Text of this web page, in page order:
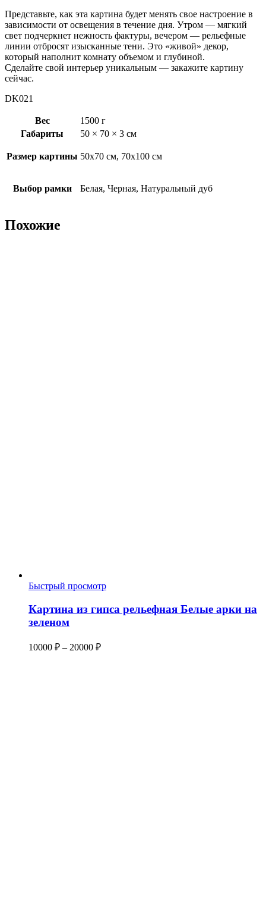
Представьте, как эта картина будет менять свое настроение в
зависимости от освещения в течение дня. Утром — мягкий
свет подчеркнет нежность фактуры, вечером — рельефные
линии отбросят изысканные тени. Это «живой» декор,
который наполнит комнату объемом и глубиной.
Сделайте свой интерьер уникальным — закажите картину
сейчас.
DK021
Вес
1500 г
Габариты
50 × 70 × 3 см
Размер картины 50х70 см, 70х100 см
Выбор рамки Белая, Черная, Натуральный дуб
Похожие
Быстрый просмотр
Картина из гипса рельефная Белые арки на
зеленом
10000 ₽ – 20000 ₽Диапазон